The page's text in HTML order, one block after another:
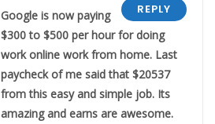
REPLY
Google is now paying
$300 to $500 per hour for doing
work online work from home. Last
paycheck of me said that $20537
from this easy and simple job. Its
amazing and earns are awesome.